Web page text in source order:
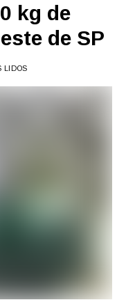
kg de
de SP
LIDOS